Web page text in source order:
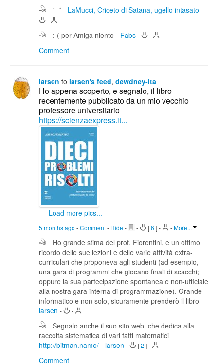
*_* - LaMucci, Criceto di Satana, ugello intasato -
-
:-( per Amiga niente - Fabs - -
Comment
larsen to larsen's feed, dewdney-ita
Ho appena scoperto, e segnalo, il libro
recentemente pubblicato da un mio vecchio
professore universitario
https://scienzaexpress.it...
Load more pics...
5 months ago -Comment- Hide - - [6 ]- -More...
Ho grande stima del prof. Fiorentini, e un ottimo
ricordo delle sue lezioni e delle varie attività extra-
curriculari che proponeva agli studenti (ad esempio,
una gara di programmi che giocano finali di scacchi;
oppure la sua partecipazione spontanea e non-ufficiale
alla nostra gara interna di programmazione). Grande
informatico e non solo, sicuramente prenderò il libro -
larsen - -
Segnalo anche il suo sito web, che dedica alla
raccolta sistematica di vari fatti matematici
http://bitman.name/ - larsen - [2 ]-
Comment